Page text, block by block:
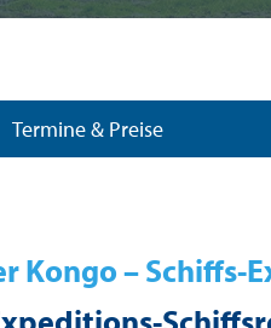
Termine & Preise
Kongo –